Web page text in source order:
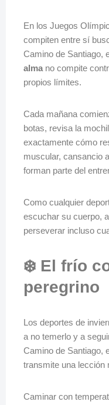
En los Juegos
compiten entre sí
Camino de Santiago,
alma no compite
propios límites.
Cada mañana
botas, revisa la
exactamente cómo
muscular, cansancio
forman parte del
Como cualquier
escuchar su cuerpo,
perseverar incluso
❄️ El frío
peregrino
Los deportes de
a no temerlo y a
Camino de Santiago,
transmite una lección
Caminar con